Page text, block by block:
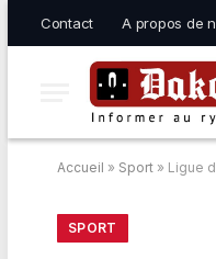
Contact A propos de
Accueil » Sport » Ligue
SPORT